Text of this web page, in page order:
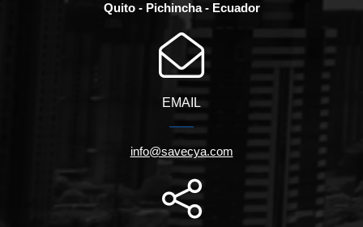
Quito - Pichincha - Ecuador
EMAIL
info@savecya.com